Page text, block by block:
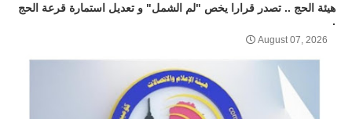
هيئة الحج .. تصدر قرارا يخص "لم الشمل" و تعديل استمارة قرعة الحج
.
August 07, 2026